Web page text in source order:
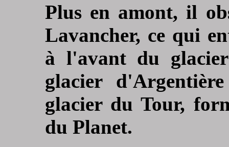
Plus en amont, il
Lavancher, ce qui
à l'avant du
glacier
glacier du Tour,
du Planet.